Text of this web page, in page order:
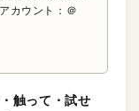
カウント：＠
触って・試せ